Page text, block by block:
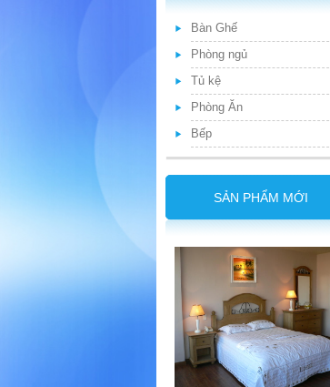
Bàn Ghế
Phòng ngủ
Tủ kệ
Phòng Ăn
Bếp
SẢN PHẨM MỚI